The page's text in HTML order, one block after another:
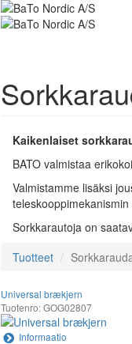
Kaikenlaiset
BATO valmistaa
Valmistamme lisäksi
teleskooppimekanismin
Sorkkarautoja on
Tuotteet
Universal brækjern
Tuotenro: GOG02807
Informaatio